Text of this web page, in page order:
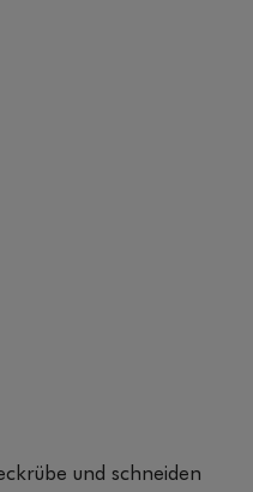
und schneiden